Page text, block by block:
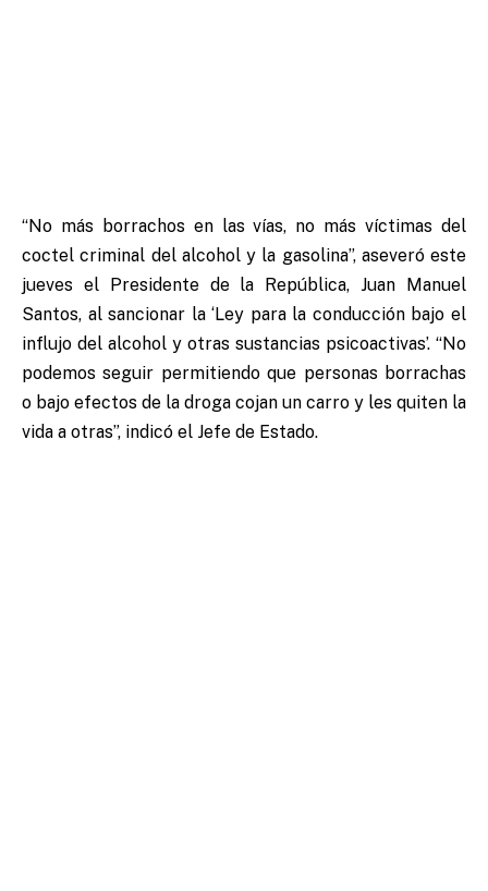
“No más borrachos en las vías, no más víctimas del
coctel criminal del alcohol y la gasolina”, aseveró este
jueves el Presidente de la República, Juan Manuel
Santos, al sancionar la ‘Ley para la conducción bajo el
influjo del alcohol y otras sustancias psicoactivas’. “No
podemos seguir permitiendo que personas borrachas
o bajo efectos de la droga cojan un carro y les quiten la
vida a otras”, indicó el Jefe de Estado.